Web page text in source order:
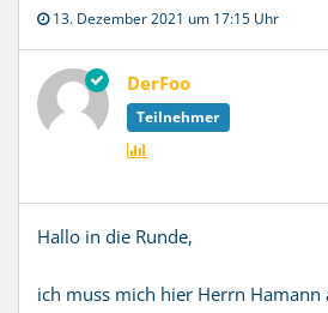
13. Dezember 2021 um 17:15 Uhr
DerFoo
Teilnehmer
Hallo in die Runde,
ich muss mich hier Herrn Hamann